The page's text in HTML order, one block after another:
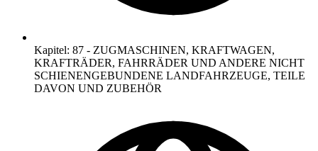
Kapitel: 87 - ZUGMASCHINEN, KRAFTWAGEN,
KRAFTRÄDER, FAHRRÄDER UND ANDERE NICHT
SCHIENENGEBUNDENE LANDFAHRZEUGE, TEILE
DAVON UND ZUBEHÖR